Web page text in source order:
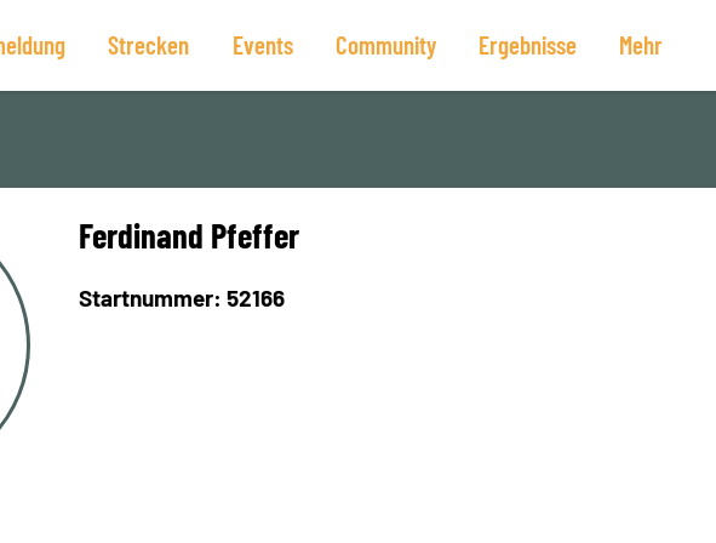
Strecken Events Community Ergebnisse Mehr
Ferdinand Pfeffer
Startnummer: 52166